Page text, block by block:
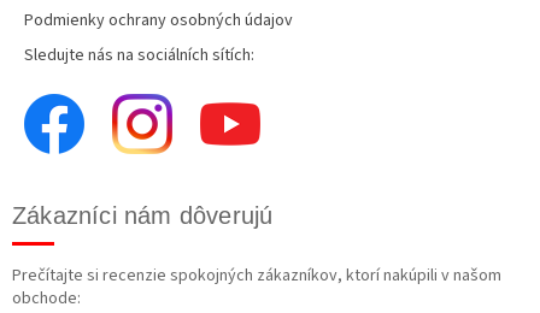
Podmienky ochrany osobných údajov
Sledujte nás na sociálních sítích:
Zákazníci nám dôverujú
Prečítajte si recenzie spokojných zákazníkov, ktorí nakúpili v našom
obchode: